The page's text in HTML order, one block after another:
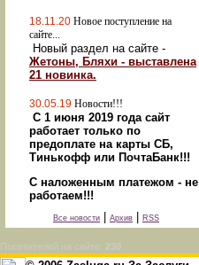
18.11.20 Новое поступление на
сайте...
Новый раздел на сайте -
Жетоны, Бляхи - выставлена
21 новинка.
30.05.19 Новости!!!
С 1 июня 2019 года сайт
работает только по
предоплате на карты СБ,
Тинькофф или ПочтаБанк!!!
С наложенным платежом - не
работаем!!!
Все новости Архив RSS
Посетителей на сайте: 230